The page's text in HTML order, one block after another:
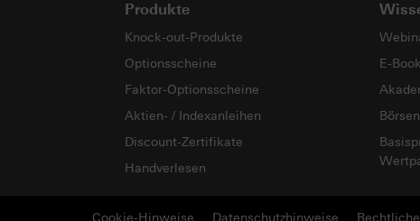
Produkte
Knock-out-Produkte
Optionsscheine
Faktor-Optionsscheine
Aktien- / Indexanleihen
Discount-Zertifikate
Handverlesen
E-
Cookie-Hinweise Datenschutzhinweise